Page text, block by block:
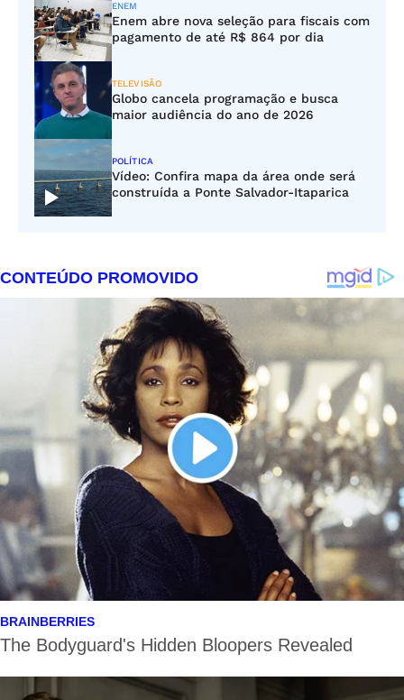
ENEM
Enem abre nova seleção para fiscais com
pagamento de até R$ 864 por dia
TELEVISÃO
Globo cancela programação e busca
maior audiência do ano de 2026
POLÍTICA
Vídeo: Confira mapa da área onde será
construída a Ponte Salvador-Itaparica